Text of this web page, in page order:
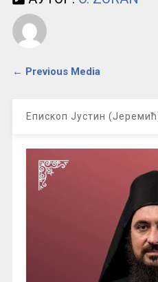
← Previous Media
Епископ Јустин